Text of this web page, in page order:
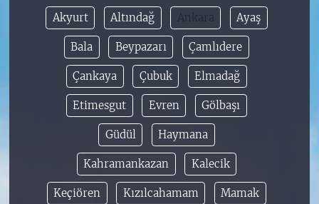
Akyurt Altındağ Ankara Ayaş
Bala Beypazarı Çamlıdere
Çankaya Çubuk Elmadağ
Etimesgut Evren Gölbaşı
Güdül Haymana
Kahramankazan Kalecik
Keçiören Kızılcahamam Mamak